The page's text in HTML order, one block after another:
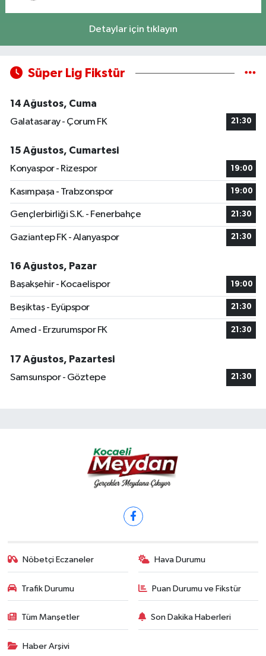
Detaylar için tıklayın
Süper Lig Fikstür
14 Ağustos, Cuma
Galatasaray - Çorum FK
21:30
15 Ağustos, Cumartesi
Konyaspor - Rizespor
19:00
Kasımpaşa - Trabzonspor 19:00
Gençlerbirliği S.K. - Fenerbahçe 21:30
Gaziantep FK - Alanyaspor 21:30
16 Ağustos, Pazar
Başakşehir - Kocaelispor
19:00
Beşiktaş - Eyüpspor 21:30
Amed - Erzurumspor FK 21:30
17 Ağustos, Pazartesi
Samsunspor - Göztepe
21:30
Nöbetçi Eczaneler Hava Durumu
Trafik Durumu Puan Durumu ve Fikstür
Tüm Manşetler Son Dakika Haberleri
Haber Arşivi